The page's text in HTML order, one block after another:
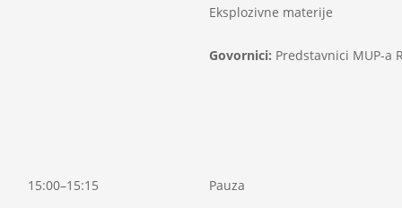
Eksplozivne materije
Govornici: Predstavnici MUP-a
15:00–15:15 Pauza